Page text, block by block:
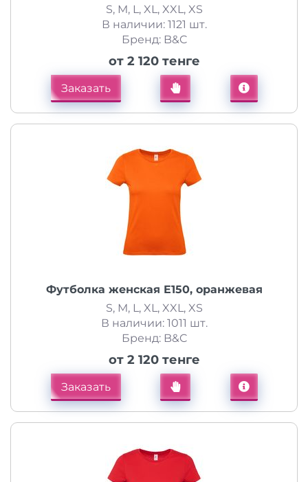
S, M, L, XL, XXL, XS
В наличии: 1121 шт.
Бренд: B&C
от 2 120 тенге
Заказать
Футболка женская E150, оранжевая
S, M, L, XL, XXL, XS
В наличии: 1011 шт.
Бренд: B&C
от 2 120 тенге
Заказать